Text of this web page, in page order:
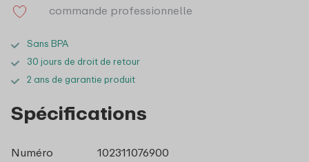
commande professionnelle
Sans BPA
30 jours de droit de retour
2 ans de garantie produit
Spécifications
Numéro
102311076900